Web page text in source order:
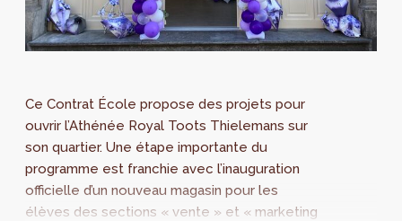
Ce Contrat École propose des projets pour
ouvrir l’Athénée Royal Toots Thielemans sur
son quartier. Une étape importante du
programme est franchie avec l’inauguration
officielle d’un nouveau magasin pour les
élèves des sections « vente » et « marketing